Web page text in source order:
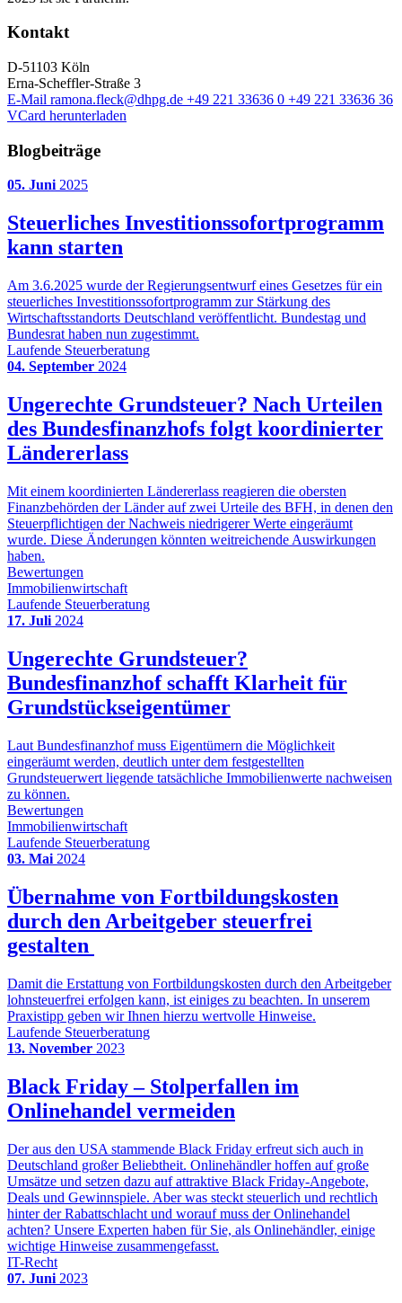
Kontakt
D-51103 Köln
Erna-Scheffler-Straße 3
E-Mail ramona.fleck@dhpg.de +49 221 33636 0 +49 221 33636 36
VCard herunterladen
Blogbeiträge
05. Juni2025
Steuerliches Investitionssofortprogramm
kann starten
Am 3.6.2025 wurde der Regierungsentwurf eines Gesetzes für ein
steuerliches Investitionssofortprogramm zur Stärkung des
Wirtschaftsstandorts Deutschland veröffentlicht. Bundestag und
Bundesrat haben nun zugestimmt.
Laufende Steuerberatung
04. September 2024
Ungerechte Grundsteuer? Nach Urteilen
des Bundesfinanzhofs folgt koordinierter
Ländererlass
Mit einem koordinierten Ländererlass reagieren die obersten
Finanzbehörden der Länder auf zwei Urteile des BFH, in denen den
Steuerpflichtigen der Nachweis niedrigerer Werte eingeräumt
wurde. Diese Änderungen könnten weitreichende Auswirkungen
haben.
Bewertungen
Immobilienwirtschaft
Laufende Steuerberatung
17. Juli 2024
Ungerechte Grundsteuer?
Bundesfinanzhof schafft Klarheit für
Grundstückseigentümer
Laut Bundesfinanzhof muss Eigentümern die Möglichkeit
eingeräumt werden, deutlich unter dem festgestellten
Grundsteuerwert liegende tatsächliche Immobilienwerte nachweisen
zu können.
Bewertungen
Immobilienwirtschaft
Laufende Steuerberatung
03. Mai 2024
Übernahme von Fortbildungskosten
durch den Arbeitgeber steuerfrei
gestalten
Damit die Erstattung von Fortbildungskosten durch den Arbeitgeber
lohnsteuerfrei erfolgen kann, ist einiges zu beachten. In unserem
Praxistipp geben wir Ihnen hierzu wertvolle Hinweise.
Laufende Steuerberatung
13. November 2023
Black Friday – Stolperfallen im
Onlinehandel vermeiden
Der aus den USA stammende Black Friday erfreut sich auch in
Deutschland großer Beliebtheit. Onlinehändler hoffen auf große
Umsätze und setzen dazu auf attraktive Black Friday-Angebote,
Deals und Gewinnspiele. Aber was steckt steuerlich und rechtlich
hinter der Rabattschlacht und worauf muss der Onlinehandel
achten? Unsere Experten haben für Sie, als Onlinehändler, einige
wichtige Hinweise zusammengefasst.
IT-Recht
07. Juni 2023